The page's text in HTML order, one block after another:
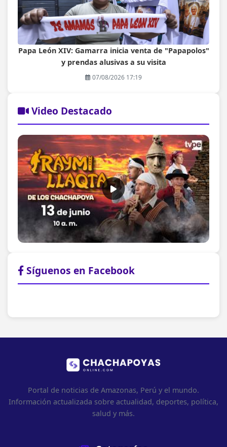
Papa León XIV: Gamarra inicia venta de "Papapolos"
y prendas alusivas a su visita
07/08/2026 17:19
Video Destacado
Síguenos en Facebook
Portal de noticias de Amazonas, Perú y el mundo.
Información actualizada sobre actualidad, deportes, política,
salud y más.